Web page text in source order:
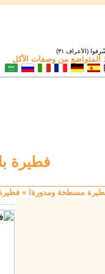
(الأعراف ٣١)
المتواضع من وصفات الأكل
فطيرة
مسطحة ومدورةا » فطيرة